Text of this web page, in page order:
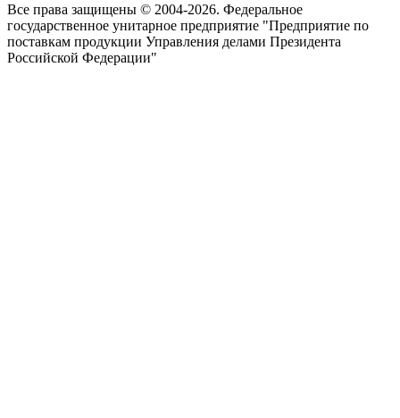
Все права защищены © 2004-2026. Федеральное
государственное унитарное предприятие "Предприятие по
поставкам продукции Управления делами Президента
Российской Федерации"